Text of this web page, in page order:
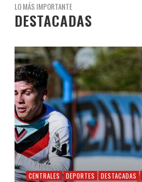
LO MÁS IMPORTANTE
DESTACADAS
CENTRALES DEPORTES DESTACADAS